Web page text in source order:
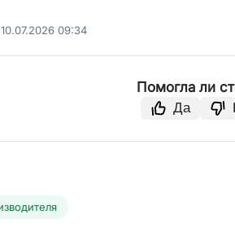
09:34
Помогла ли
Да